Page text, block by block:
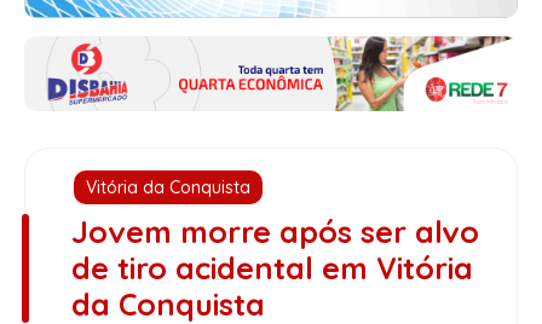
Vitória da Conquista
Jovem morre após ser alvo
de tiro acidental em Vitória
da Conquista